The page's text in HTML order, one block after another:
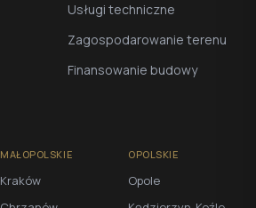
Usługi techniczne
Zagospodarowanie terenu
Finansowanie budowy
MAŁOPOLSKIE
Kraków
OPOLSKIE
Opole